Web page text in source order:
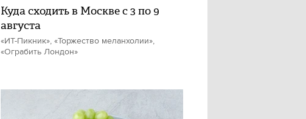
Куда сходить в Москве с 3 по 9
августа
«ИТ-Пикник», «Торжество меланхолии»,
«Ограбить Лондон»